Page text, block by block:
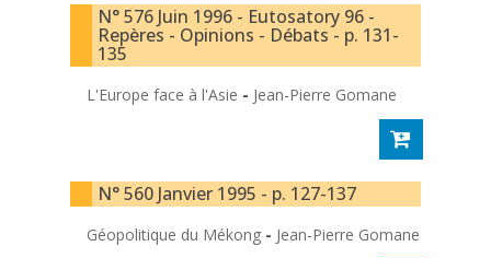
N° 576 Juin 1996 - Eutosatory 96 -
Repères - Opinions - Débats - p. 131-
135
L'Europe face à l'Asie - Jean-Pierre Gomane
N° 560 Janvier 1995 - p. 127-137
Géopolitique du Mékong - Jean-Pierre Gomane